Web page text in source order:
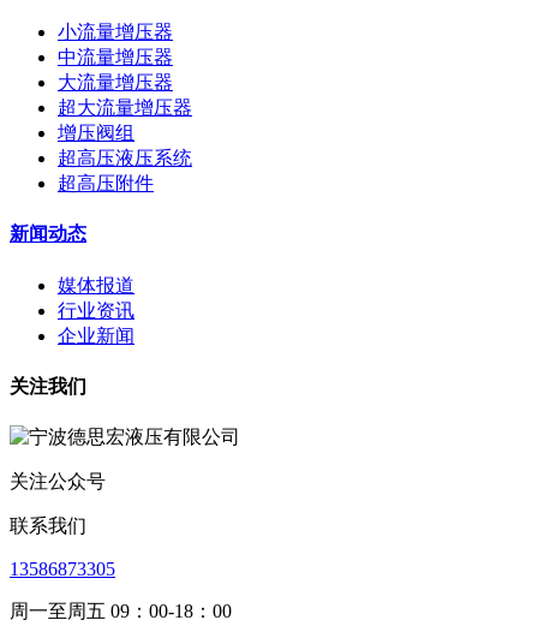
小流量增压器
中流量增压器
大流量增压器
超大流量增压器
增压阀组
超高压液压系统
超高压附件
新闻动态
媒体报道
行业资讯
企业新闻
关注我们
关注公众号
联系我们
13586873305
周一至周五 09：00-18：00